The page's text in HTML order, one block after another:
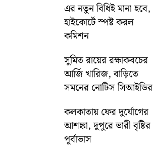
এর নতুন বিধিই মানা হবে,
হাইকোর্টে স্পষ্ট করল
কমিশন
সুমিত রায়ের রক্ষাকবচের
আর্জি খারিজ, বাড়িতে
সমনের নোটিস সিআইডির
কলকাতায় ফের দুর্যোগের
আশঙ্কা, দুপুরে ভারী বৃষ্টির
পূর্বাভাস